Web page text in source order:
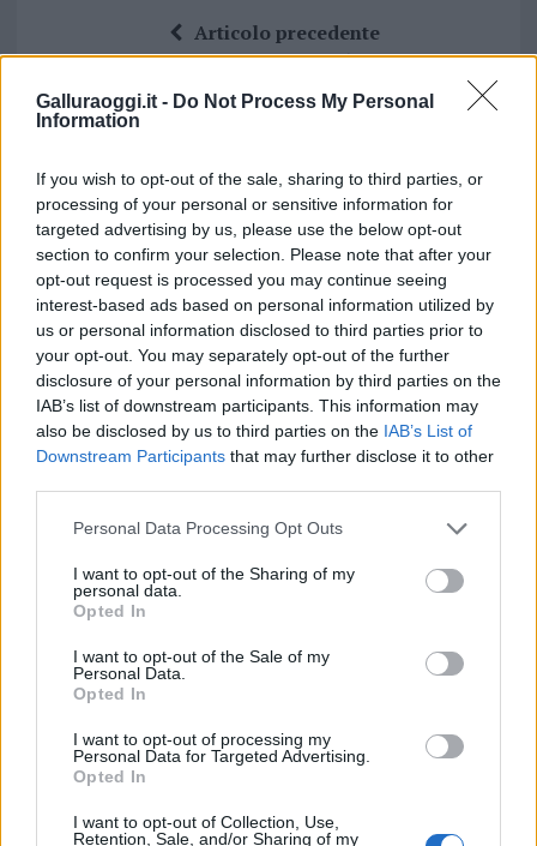
Galluraoggi.it - Do Not Process My Personal
Information
If you wish to opt-out of the sale, sharing to third parties, or
processing of your personal or sensitive information for
targeted advertising by us, please use the below opt-out
section to confirm your selection. Please note that after your
opt-out request is processed you may continue seeing
interest-based ads based on personal information utilized by
us or personal information disclosed to third parties prior to
your opt-out. You may separately opt-out of the further
disclosure of your personal information by third parties on the
IAB’s list of downstream participants. This information may
also be disclosed by us to third parties on the IAB’s List of
Downstream Participants that may further disclose it to other
Please note that this website/app uses one or more Google
not limited to your visit or usage behaviour. You may click to
grant or deny consent to Google and its third-party tags to
use your data for below specified purposes in below Google
consent section.
Personal Data Processing Opt Outs
I want to opt-out of the Sharing of my
personal data.
Opted In
I want to opt-out of the Sale of my
Personal Data.
Opted In
I want to opt-out of processing my
Personal Data for Targeted Advertising.
Opted In
I want to opt-out of Collection, Use,
Retention, Sale, and/or Sharing of my
b
o
o
k
te
r
te
re
st
at
s
A
p
a
re
Articolo precedente
Prossimo articolo
Incendi, a San Pasquale arriva il Campo Base:
l’inaugurazione
Andrea Mura conquista Palau: grande
partecipazione per il suo racconto
Calangianus, allarme sul centro accoglienza
minori, Albieri: “Episodi gravissimi”
Gallura, finti clienti svuotano le suite: furto da
50mila nel resort
protagonisti
Test tunnel Olbia: rampe chiuse ancora fino a
fine agosto